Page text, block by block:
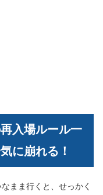
入場ルール一
に崩れる！
まま行くと、せっかく